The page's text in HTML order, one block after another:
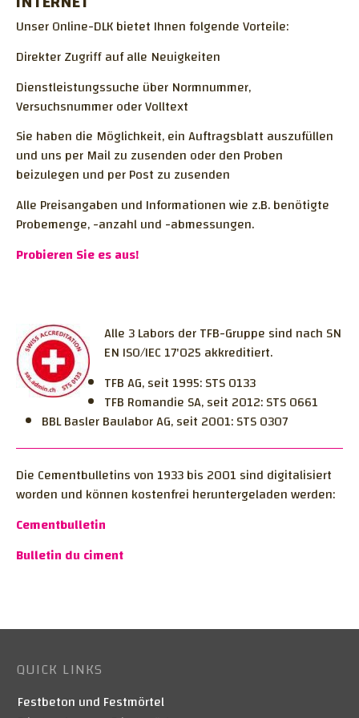
Unser Online-DLK bietet Ihnen folgende Vorteile:
Direkter Zugriff auf alle Neuigkeiten
Dienstleistungssuche über Normnummer,
Versuchsnummer oder Volltext
Sie haben die Möglichkeit, ein Auftragsblatt auszufüllen
und uns per Mail zu zusenden oder den Proben
beizulegen und per Post zu zusenden
Alle Preisangaben und Informationen wie z.B. benötigte
Probemenge, -anzahl und -abmessungen.
Probieren Sie es aus!
Alle 3 Labors der TFB-Gruppe sind nach SN
EN ISO/IEC 17'025 akkreditiert.
TFB AG, seit 1995: STS 0133
TFB Romandie SA, seit 2012: STS 0661
BBL Basler Baulabor AG, seit 2001: STS 0307
Die Cementbulletins von 1933 bis 2001 sind digitalisiert
worden und können kostenfrei heruntergeladen werden:
Cementbulletin
Bulletin du ciment
QUICK LINKS
Festbeton und Festmörtel